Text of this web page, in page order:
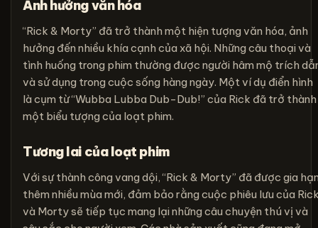
Ảnh hưởng văn hóa
“Rick & Morty” đã trở thành một hiện tượng văn hóa, ảnh
hưởng đến nhiều khía cạnh của xã hội. Những câu thoại và
tình huống trong phim thường được người hâm mộ trích
và sử dụng trong cuộc sống hàng ngày. Một ví dụ điển hình
là cụm từ “Wubba Lubba Dub-Dub!” của Rick đã trở thành
một biểu tượng của loạt phim.
Tương lai của loạt phim
Với sự thành công vang dội, “Rick & Morty” đã được gia
thêm nhiều mùa mới, đảm bảo rằng cuộc phiêu lưu của
và Morty sẽ tiếp tục mang lại những câu chuyện thú vị và